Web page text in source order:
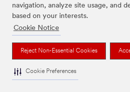
navigation, analyze site usage, and
based on your interests.
Cookie Notice
Reject Non-Essential Cookies
Cookie Preferences